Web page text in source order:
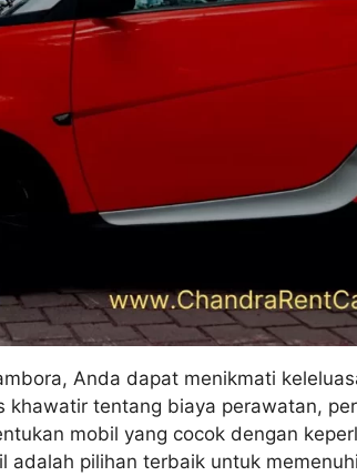
Anda dapat menikmati
khawatir tentang biaya perawatan,
mobil yang cocok dengan
adalah pilihan terbaik untuk